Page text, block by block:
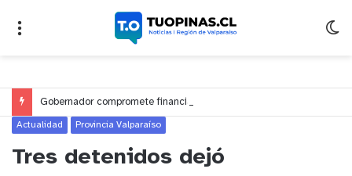
Actualidad Provincia Valparaíso
Tres detenidos dejó